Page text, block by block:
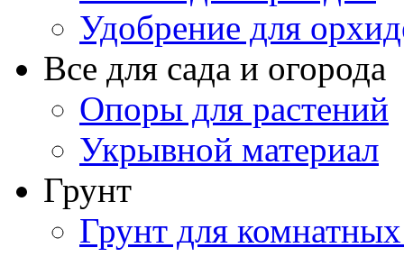
Удобрение для
Все для сада и огорода
Опоры для растений
Укрывной материал
Грунт
Грунт для